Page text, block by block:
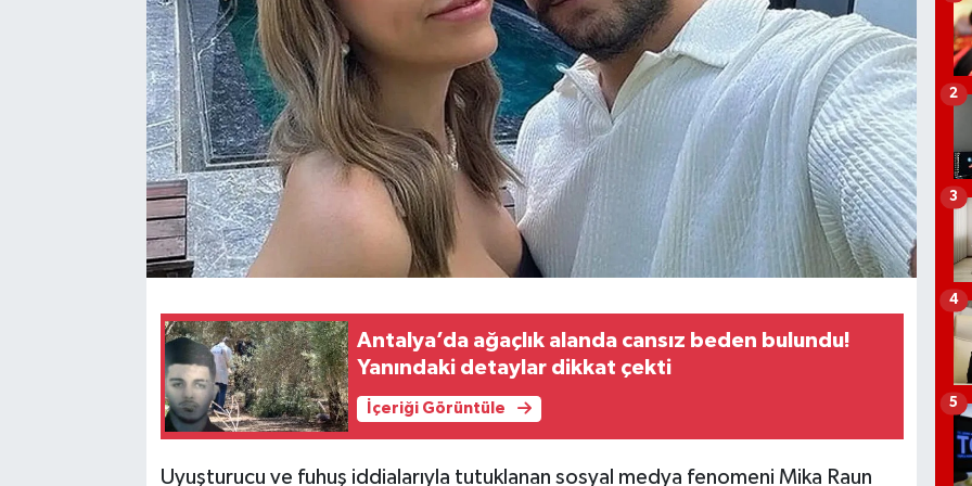
Antalya’da ağaçlık alanda cansız beden bulundu!
Yanındaki detaylar dikkat çekti
İçeriği Görüntüle
Uyuşturucu ve fuhuş iddialarıyla tutuklanan sosyal medya fenomeni Mika Raun
2
3
4
5